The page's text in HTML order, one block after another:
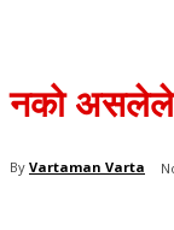
नको असलेले
By Vartaman Varta